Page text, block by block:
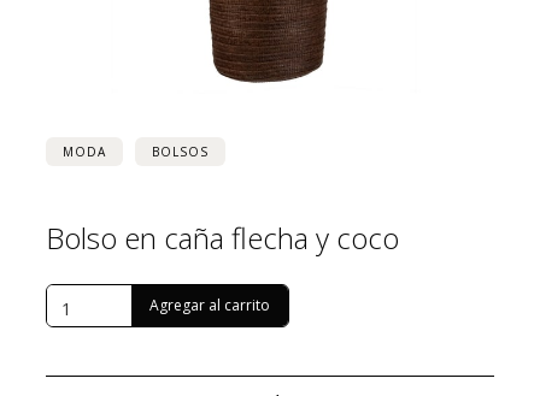
MODA BOLSOS
Bolso en caña flecha y coco